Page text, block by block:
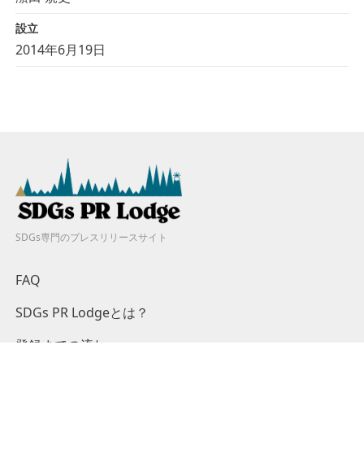
設立
2014年6月19日
SDGs専門のプレスリリースサイト
FAQ
SDGs PR Lodgeとは？
登録までの流れ